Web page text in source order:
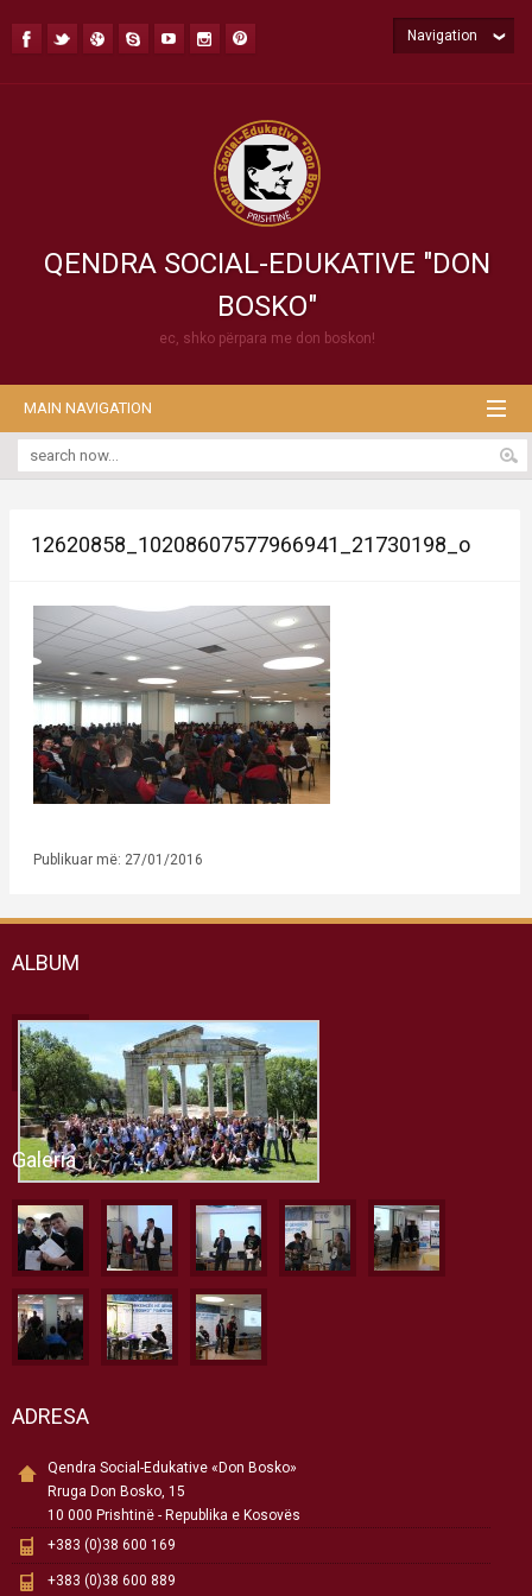
QENDRA SOCIAL-EDUKATIVE "DON
BOSKO"
ec, shko përpara me don boskon!
Navigation
MAIN NAVIGATION
12620858_10208607577966941_21730198_o
Publikuar më: 27/01/2016
ALBUM
Galeria
ADRESA
Qendra Social-Edukative «Don Bosko»
Rruga Don Bosko, 15
10 000 Prishtinë - Republika e Kosovës
+383 (0)38 600 169
+383 (0)38 600 889